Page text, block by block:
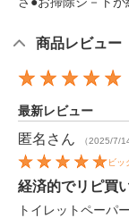
商品レビュー
最新レビュー
匿名 さん （2025/7/
ビッ
経済的でリピ買
トイレットペーパ